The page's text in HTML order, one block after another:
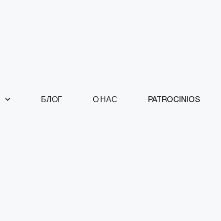
БЛОГ О НАС PATROCINIOS